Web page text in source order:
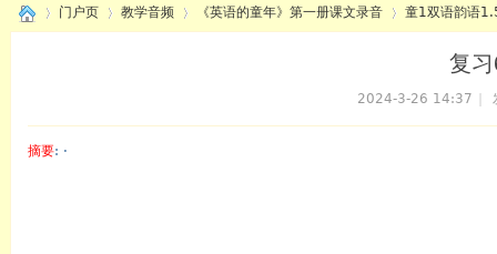
门户页 教学音频 《英语的童年》第一册课文录音 童1双语韵语
复
2024-3-26 14:37
摘要: ·